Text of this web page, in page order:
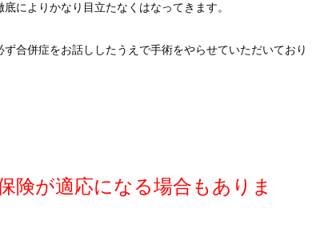
によりかなり目立たなくはなってきます。
合併症をお話ししたうえで手術をやらせていただいており
が適応になる場合もありま